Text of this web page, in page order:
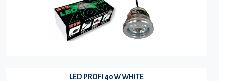
LED PROFI 40W WHITE